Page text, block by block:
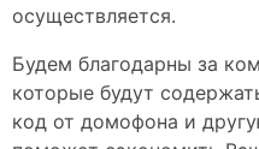
осуществляется.
Будем благодарны за
которые будут
код от домофона и